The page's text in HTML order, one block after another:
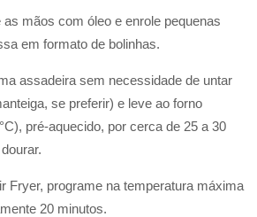
as mãos com óleo e enrole pequenas
em formato de bolinhas.
assadeira sem necessidade de untar
se preferir) e leve ao forno
pré-aquecido, por cerca de 25 a 30
Fryer, programe na temperatura máxima
20 minutos.